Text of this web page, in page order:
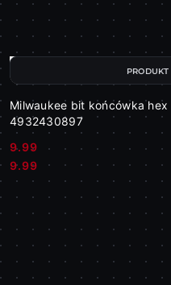
Milwaukee bit końcówka
4932430897
Cena:
9.99
Cena:
9.99